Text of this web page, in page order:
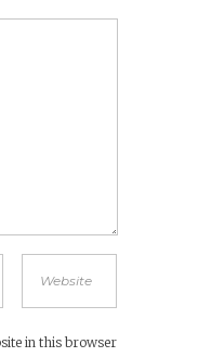
in this browser